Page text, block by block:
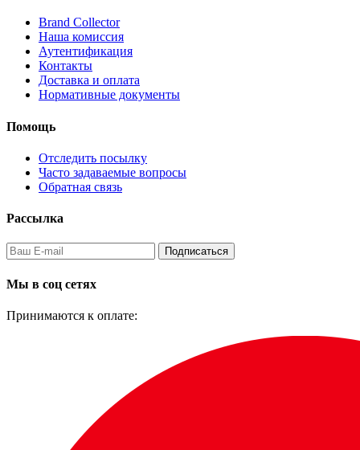
Brand Collector
Наша комиссия
Аутентификация
Контакты
Доставка и оплата
Нормативные документы
Помощь
Отследить посылку
Часто задаваемые вопросы
Обратная связь
Рассылка
Подписаться
Мы в соц сетях
Принимаются к оплате: